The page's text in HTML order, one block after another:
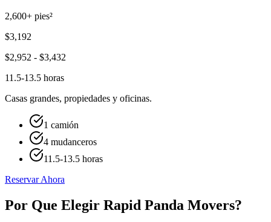
2,600+ pies²
$3,192
$2,952 - $3,432
11.5-13.5 horas
Casas grandes, propiedades y oficinas.
1 camión
4 mudanceros
11.5-13.5 horas
Reservar Ahora
Por Que Elegir Rapid Panda Movers?